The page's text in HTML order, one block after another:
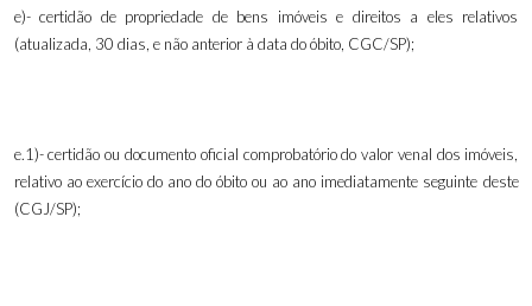
e)- certidão de propriedade de bens imóveis e direitos a eles relativos
(atualizada, 30 dias, e não anterior à data do óbito, CGC/SP);
e.1)- certidão ou documento oficial comprobatório do valor venal dos imóveis,
relativo ao exercício do ano do óbito ou ao ano imediatamente seguinte deste
(CGJ/SP);